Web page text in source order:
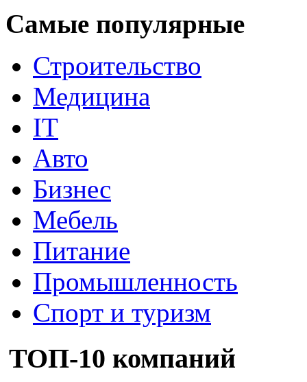
Самые популярные
Строительство
Медицина
IT
Авто
Бизнес
Мебель
Питание
Промышленность
Спорт и туризм
ТОП-10 компаний